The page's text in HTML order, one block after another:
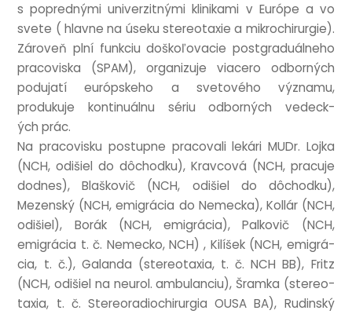
s popred­nými uni­verz­it­nými klinikami v Európe a vo
svete ( hlavne na úseku ste­reo­tax­ie a mik­rochirur­gie).
Zároveň plní funk­ciu doškoľo­vacie post­graduál­ne­ho
pra­cov­iska (SPAM), organ­izuje viacero odborných
podu­jatí európske­ho a svetového výz­namu,
produkuje kontinuál­nu sériu odborných vedeck­
ých prác.
Na pra­cov­isku pos­tupne pra­co­v­ali lekári MUDr. Lojka
(NCH, odišiel do dôchodku), Krav­cová (NCH, prac­uje
dodnes), Blaškovič (NCH, odišiel do dôchodku),
Mezenský (NCH, emigrá­cia do Nemecka), Kollár (NCH,
odišiel), Borák (NCH, emigrá­cia), Palkovič (NCH,
emigrá­cia t. č. Nemecko, NCH) , Kilíšek (NCH, emigrá­
cia, t. č.), Galanda (ste­reo­tax­ia, t. č. NCH BB), Fritz
(NCH, odišiel na neur­ol. ambu­lan­ciu), Šramka (ste­reo­
tax­ia, t. č. Ste­reora­diochirur­gia OUSA BA), Rud­in­ský